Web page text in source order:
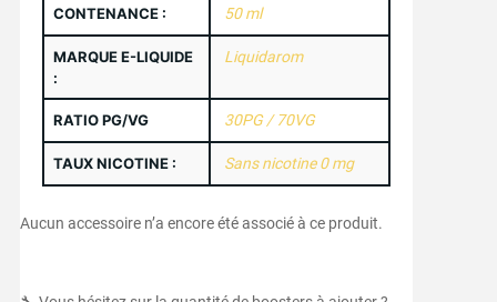
CONTENANCE : 50 ml
MARQUE E-LIQUIDE
:
Liquidarom
RATIO PG/VG 30PG / 70VG
TAUX NICOTINE : Sans nicotine 0 mg
Aucun accessoire n’a encore été associé à ce produit.